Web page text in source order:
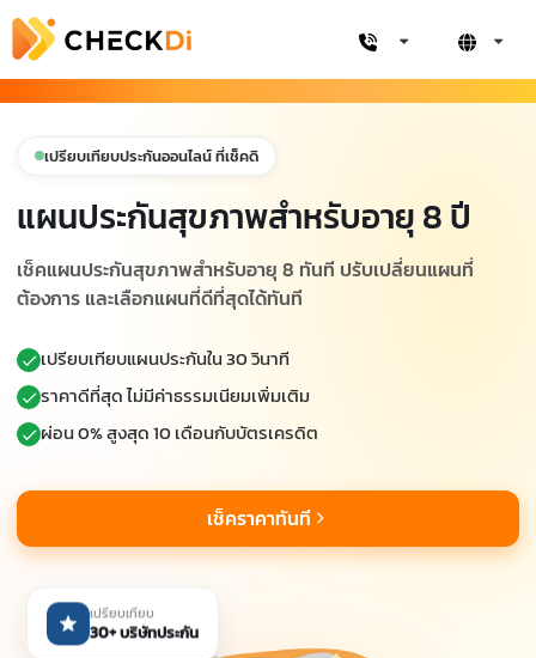
เปรียบเทียบประกันออนไลน์ ที่เช็คดิ
แผนประกันสุขภาพสำหรับอายุ 8 ปี
เช็คแผนประกันสุขภาพสำหรับอายุ 8 ทันที ปรับเปลี่ยนแผนที่
ต้องการ และเลือกแผนที่ดีที่สุดได้ทันที
เปรียบเทียบแผนประกันใน 30 วินาที
ราคาดีที่สุด ไม่มีค่าธรรมเนียมเพิ่มเติม
ผ่อน 0% สูงสุด 10 เดือนกับบัตรเครดิต
เช็คราคาทันที
เปรียบเทียบ
30+ บริษัทประกัน